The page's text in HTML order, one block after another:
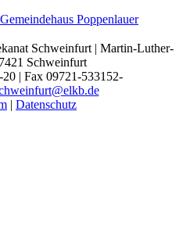
Gemeindehaus Poppenlauer
Schweinfurt | Martin-Luther-
Schweinfurt
| Fax 09721-533152-
| Datenschutz